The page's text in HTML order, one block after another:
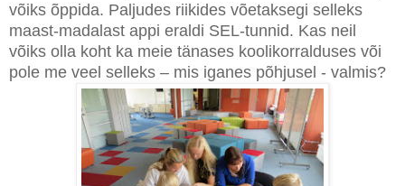
võiks õppida. Paljudes riikides võetaksegi selleks
maast-madalast appi eraldi SEL-tunnid. Kas neil
võiks olla koht ka meie tänases koolikorralduses või
pole me veel selleks – mis iganes põhjusel - valmis?